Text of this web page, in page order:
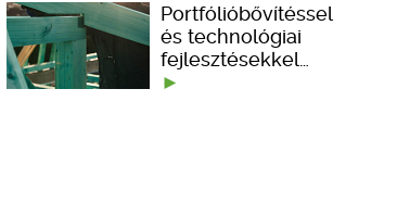
Portfólióbővítéssel
és technológiai
fejlesztésekkel…